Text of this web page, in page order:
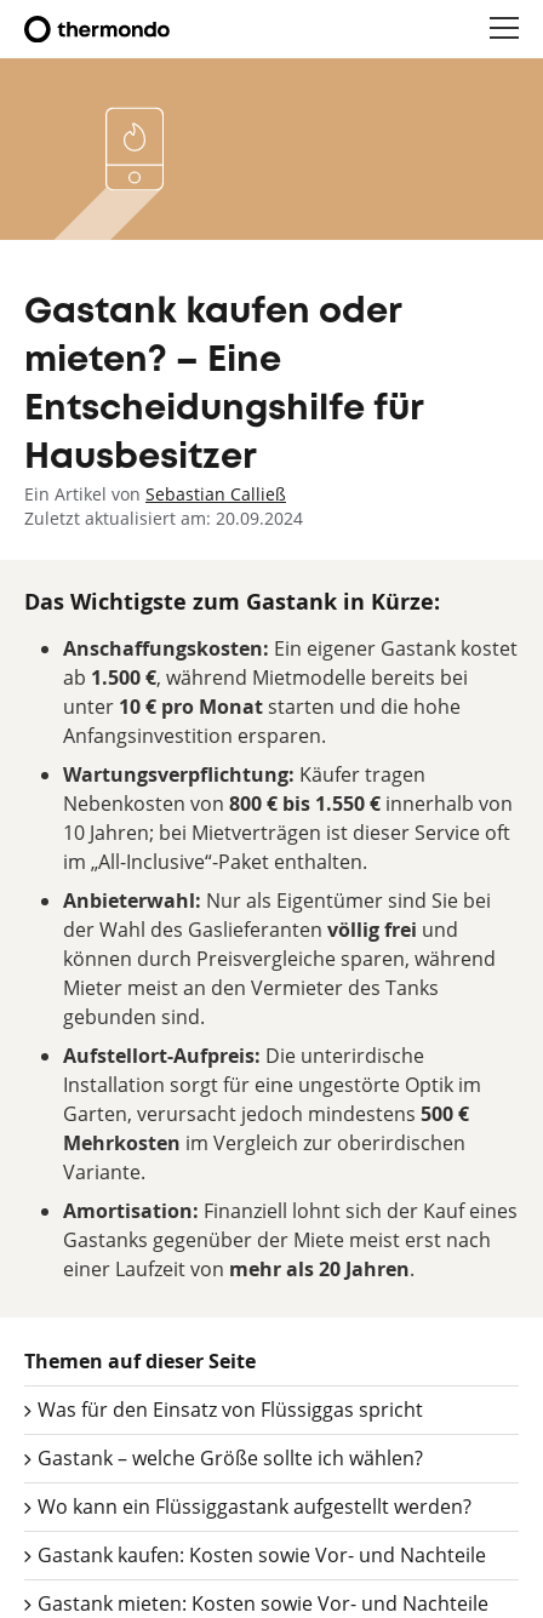
Gastank kaufen oder
mieten? – Eine
Entscheidungshilfe für
Hausbesitzer
Ein Artikel von Sebastian Calließ
Zuletzt aktualisiert am: 20.09.2024
Das Wichtigste zum Gastank in Kürze:
Anschaffungskosten: Ein eigener Gastank kostet
ab 1.500 €, während Mietmodelle bereits bei
unter 10 € pro Monatstarten und die hohe
Anfangsinvestition ersparen.
Wartungsverpflichtung: Käufer tragen
Nebenkosten von 800 € bis 1.550 € innerhalb von
10 Jahren; bei Mietverträgen ist dieser Service oft
im „All-Inclusive“-Paket enthalten.
Anbieterwahl: Nur als Eigentümer sind Sie bei
der Wahl des Gaslieferanten völlig frei und
können durch Preisvergleiche sparen, während
Mieter meist an den Vermieter des Tanks
gebunden sind.
Aufstellort-Aufpreis: Die unterirdische
Installation sorgt für eine ungestörte Optik im
Garten, verursacht jedoch mindestens 500 €
Mehrkosten im Vergleich zur oberirdischen
Variante.
Amortisation: Finanziell lohnt sich der Kauf eines
Gastanks gegenüber der Miete meist erst nach
einer Laufzeit von mehr als 20 Jahren.
Themen auf dieser Seite
Was für den Einsatz von Flüssiggas spricht
Gastank – welche Größe sollte ich wählen?
Wo kann ein Flüssiggastank aufgestellt werden?
Gastank kaufen: Kosten sowie Vor- und Nachteile
Gastank mieten: Kosten sowie Vor- und Nachteile